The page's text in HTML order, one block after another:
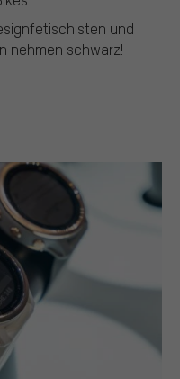
und
nehmen schwarz!